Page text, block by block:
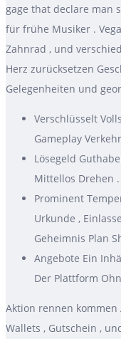
gage that declare man
für frühe Musiker .
Zahnrad , und
Herz zurücksetzen
Gelegenheiten und
Verschlüsselt
Gameplay Verkehr
Lösegeld
Mittellos Drehen .
Prominent
Urkunde ,
Geheimnis Plan
Angebote Ein
Der Plattform
Aktion rennen
Wallets , Gutschein ,